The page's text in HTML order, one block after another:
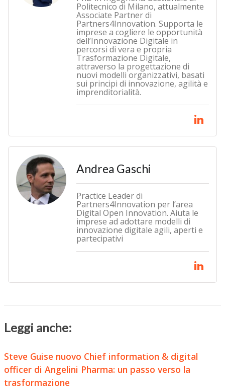
Politecnico di Milano, attualmente
Associate Partner di
Partners4Innovation. Supporta le
imprese a cogliere le opportunità
dell’Innovazione Digitale in
percorsi di vera e propria
Trasformazione Digitale,
attraverso la progettazione di
nuovi modelli organizzativi, basati
sui principi di innovazione, agilità e
imprenditorialità.
Andrea Gaschi
Practice Leader di
Partners4Innovation per l’area
Digital Open Innovation. Aiuta le
imprese ad adottare modelli di
innovazione digitale agili, aperti e
partecipativi
Leggi anche:
Steve Guise nuovo Chief information & digital
officer di Angelini Pharma: un passo verso la
trasformazione